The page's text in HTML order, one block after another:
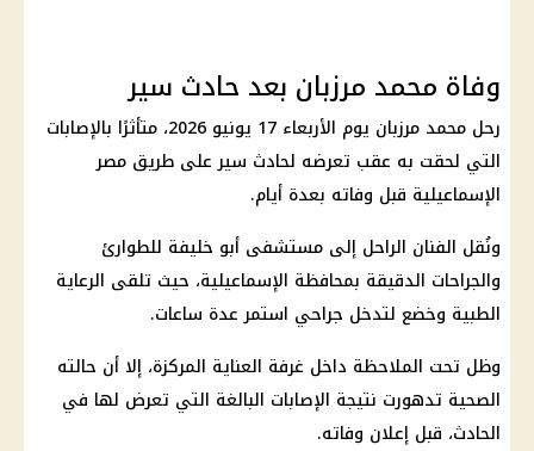
وفاة محمد مرزبان بعد حادث سير
رحل محمد مرزبان
يوم الأربعاء 17 يونيو 2026، متأثرًا بالإصابات
التي لحقت به عقب تعرضه لحادث سير على طريق مصر
الإسماعيلية قبل وفاته بعدة أيام.
ونُقل الفنان الراحل إلى مستشفى أبو خليفة للطوارئ
والجراحات الدقيقة بمحافظة الإسماعيلية، حيث تلقى الرعاية
الطبية وخضع لتدخل جراحي استمر عدة ساعات.
وظل تحت الملاحظة داخل غرفة العناية المركزة، إلا أن حالته
الصحية تدهورت نتيجة الإصابات البالغة التي تعرض لها في
الحادث، قبل إعلان وفاته.